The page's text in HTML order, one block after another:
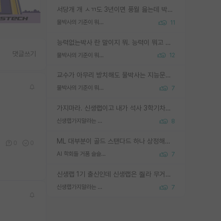
서당개 개 ㅅㄲ도 3년이면 풍월 읊는데 박사 5년 이상 대리고 있으면서 물된건 교수 탓 맞는ㄱ게 거기가 서당이 아니란 소리임
물박사의 기준이 뭐임? 11
능력없는박사 란 말이지 뭐. 능력이 뭐고 능력이 있다는게 뭔지는 사람마다 기준이 다르니까 얘기해봐야 서로 자기 기준만 얘기해서 논쟁이 끝이 안나고. 주위에서 능력있고 야심있는 신입생이 교수가 유의미한 피드백을 아예 안주면서 제대로된 과제에 참여해볼 기회도 제공하지 않고 잡일 뺑뺑이만 돌려서 맨날 단순작업만 하면서 밤새다가 눈빛이 점점 죽어가는걸 본 사람은 물박사는 교수탓이라고 하고, 교수는 이것저것 알려도 주고 기회도 주고 사수 동기 붙여주면서 어떻게든 끌고가려고 하는데 본인이 매일 뺀질거리면서 출근 하는둥마는둥 하다가 기껏 와서도 폰이나 쳐다보다가 실험 망치고 저녁약속있어서 먼저 가볼게요~ 하는걸 본 사람은 물박사는 본인탓이라고 함.
물박사의 기준이 뭐임? 12
교수가 아무리 방치해도 물박사는 지능문제고 본인 의지 문제임. 만물 교수탓 하는 애들이 이상한거임.
물박사의 기준이 뭐임? 7
가지마라. 신생랩이고 내가 석사 3학기차인데 최고참인데 나도 아무것도 모르는데 교수가 후배들 왜 논문 교육 안시키냐. 논문 왜 안 써오냐 닦달한다
신생랩가지말라는 이유가 있었구나 8
ML 대부분이 골드 스탠다드 하나 상정해놓고 (벤치마크 데이터셋이 여러 개면 여러 개 상정) 그거 얼마나 잘 맞추나 싸움임 가끔 번뜩이는 설계 철학을 보여주는 논문들도 있지만 대부분 그거 성적 얼마나 더 올리느라에 혈안이 되어 있는 측면이 잇음
AI 학회들 거품 슬슬 지적이 나오네요 7
신생랩 1기 출신인데 신생랩은 줠라 무거운 바벨 같은거임. 들면 대박인데 못들면 깔려 죽음. 아무도 알려주지 않는 환경에서 자생해야하지만, 일단 살아남았다면 그 어떤 사람보다 악착같고 생존력 높은 사람으로 거듭날 수 있음
신생랩가지말라는 이유가 있었구나 7
댓글쓰기